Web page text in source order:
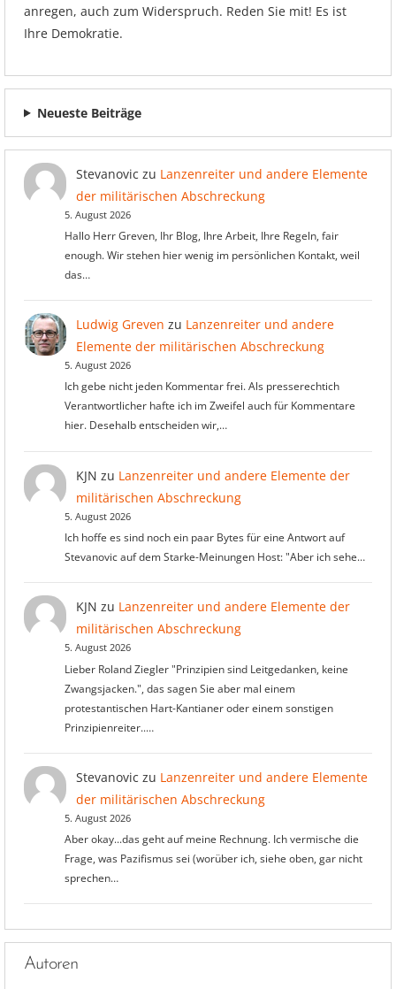
anregen, auch zum Widerspruch. Reden Sie mit! Es ist
Ihre Demokratie.
Neueste Beiträge
Stevanovic zu Lanzenreiter und andere Elemente
der militärischen Abschreckung
5. August 2026
Hallo Herr Greven, Ihr Blog, Ihre Arbeit, Ihre Regeln, fair
enough. Wir stehen hier wenig im persönlichen Kontakt, weil
das…
Ludwig Greven zu Lanzenreiter und andere
Elemente der militärischen Abschreckung
5. August 2026
Ich gebe nicht jeden Kommentar frei. Als presserechtich
Verantwortlicher hafte ich im Zweifel auch für Kommentare
hier. Desehalb entscheiden wir,…
KJN zu Lanzenreiter und andere Elemente der
militärischen Abschreckung
5. August 2026
Ich hoffe es sind noch ein paar Bytes für eine Antwort auf
Stevanovic auf dem Starke-Meinungen Host: "Aber ich sehe…
KJN zu Lanzenreiter und andere Elemente der
militärischen Abschreckung
5. August 2026
Lieber Roland Ziegler "Prinzipien sind Leitgedanken, keine
Zwangsjacken.", das sagen Sie aber mal einem
protestantischen Hart-Kantianer oder einem sonstigen
Prinzipienreiter..…
Stevanovic zu Lanzenreiter und andere Elemente
der militärischen Abschreckung
5. August 2026
Aber okay...das geht auf meine Rechnung. Ich vermische die
Frage, was Pazifismus sei (worüber ich, siehe oben, gar nicht
sprechen…
Autoren